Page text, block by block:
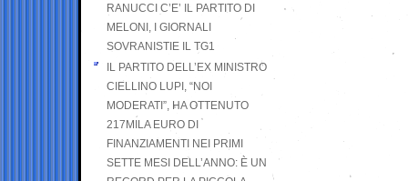
RANUCCI C’E’ IL PARTITO DI
MELONI, I GIORNALI
SOVRANISTIE IL TG1
IL PARTITO DELL’EX MINISTRO
CIELLINO LUPI, “NOI
MODERATI”, HA OTTENUTO
217MILA EURO DI
FINANZIAMENTI NEI PRIMI
SETTE MESI DELL’ANNO: È UN